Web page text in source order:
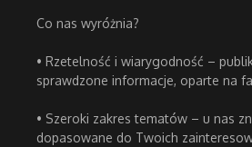
Co nas wyróżnia?
• Rzetelność i wiarygodność –
sprawdzone informacje, oparte na
• Szeroki zakres tematów – u nas
dopasowane do Twoich